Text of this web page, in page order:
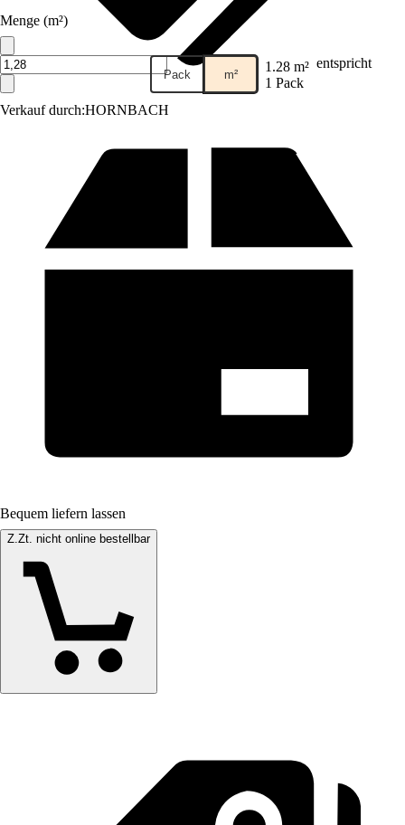
Verkauf durch:HORNBACH
Menge (m²)
Pack m² 1.28 m² entspricht
1 Pack
Bequem liefern lassen
Z.Zt. nicht online bestellbar